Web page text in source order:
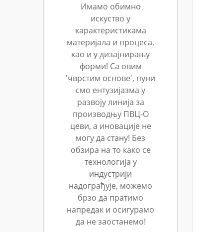
Имамо обимно
искуство у
карактеристикама
материјала и процеса,
као и у дизајнирању
форми! Са овим
'чврстим основе', пуни
смо ентузијазма у
развоју линија за
производњу ПВЦ-О
цеви, а иновације не
могу да стану! Без
обзира на то како се
технологија у
индустрији
надограђује, можемо
брзо да пратимо
напредак и осигурамо
да не заостанемо!